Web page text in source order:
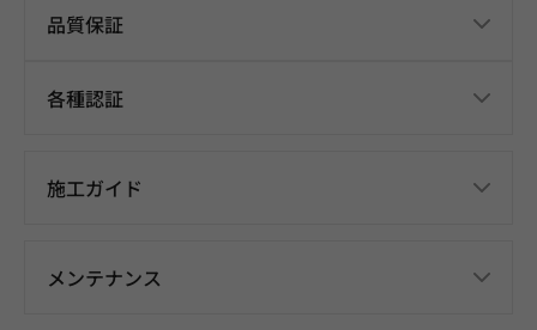
品質保証
各種認証
施工ガイド
メンテナンス